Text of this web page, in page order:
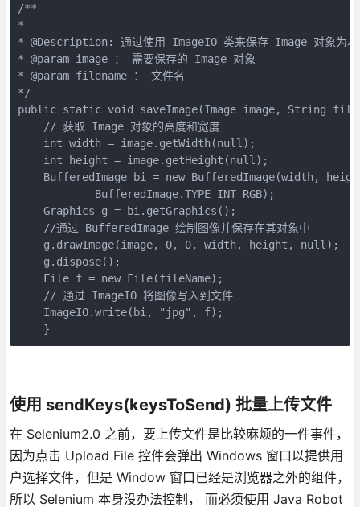
/**
*
* @Description: 通过使用 ImageIO 类来保存 Image 对象为本
* @param image ： 需要保存的 Image 对象
* @param filename ： 文件名
*/
public static void saveImage(Image image, String
    // 获取 Image 对象的高度和宽度
    int width = image.getWidth(null);
    int height = image.getHeight(null);
BufferedImage bi = new BufferedImage(width,
            BufferedImage.TYPE_INT_RGB);
    Graphics g = bi.getGraphics();
    //通过 BufferedImage 绘制图像并保存在其对象中
    g.drawImage(image, 0, 0, width, height, null);
    g.dispose();
    File f = new File(fileName);
    // 通过 ImageIO 将图像写入到文件
    ImageIO.write(bi, "jpg", f);
    }
使用 sendKeys(keysToSend) 批量上传文件
在 Selenium2.0 之前，要上传文件是比较麻烦的一件事件，
因为点击 Upload File 控件会弹出 Windows 窗口以提供用
户选择文件，但是 Window 窗口已经是浏览器之外的组件，
所以 Selenium 本身没办法控制， 而必须使用 Java Robot